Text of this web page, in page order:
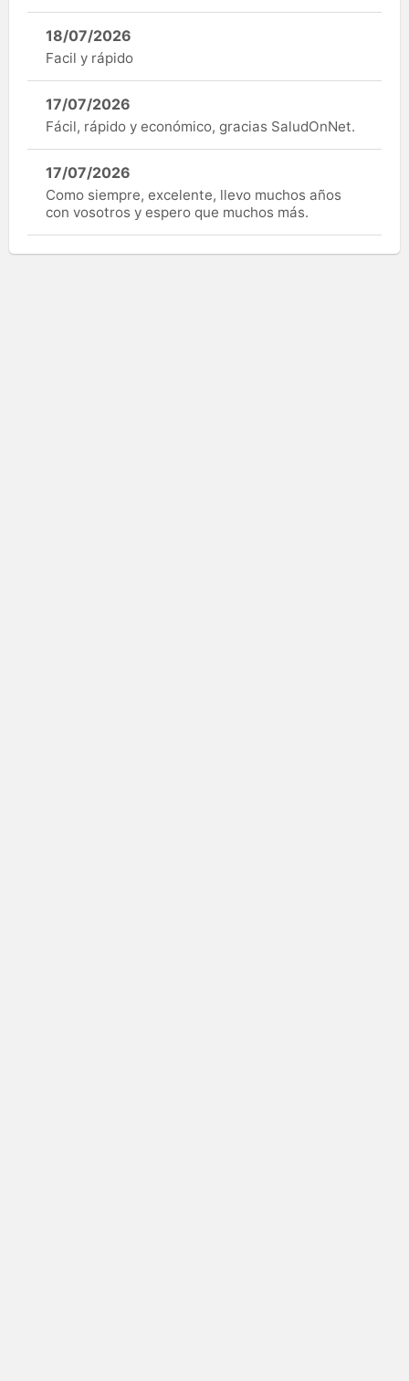
18/07/2026
Facil y rápido
17/07/2026
Fácil, rápido y económico, gracias SaludOnNet.
17/07/2026
Como siempre, excelente, llevo muchos años
con vosotros y espero que muchos más.